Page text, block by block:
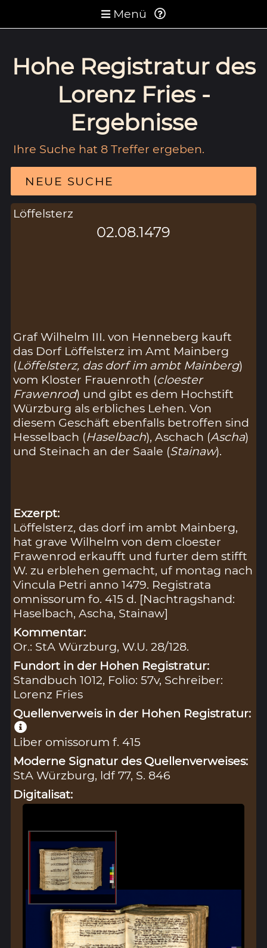
Menü
Hohe Registratur des
Lorenz Fries -
Ergebnisse
Ihre Suche hat 8 Treffer ergeben.
NEUE SUCHE
Löffelsterz
02.08.1479
Graf Wilhelm III. von Henneberg kauft
das Dorf Löffelsterz im Amt Mainberg
(Löffelsterz, das dorf im ambt Mainberg)
vom Kloster Frauenroth (cloester
Frawenrod) und gibt es dem Hochstift
Würzburg als erbliches Lehen. Von
diesem Geschäft ebenfalls betroffen sind
Hesselbach (Haselbach), Aschach (Ascha)
und Steinach an der Saale (Stainaw).
Exzerpt:
Löffelsterz, das dorf im ambt Mainberg,
hat grave Wilhelm von dem cloester
Frawenrod erkaufft und furter dem stifft
W. zu erblehen gemacht, uf montag nach
Vincula Petri anno 1479. Registrata
omnissorum fo. 415 d. [Nachtragshand:
Haselbach, Ascha, Stainaw]
Kommentar:
Or.: StA Würzburg, W.U. 28/128.
Fundort in der Hohen Registratur:
Standbuch 1012, Folio: 57v, Schreiber:
Lorenz Fries
Quellenverweis in der Hohen Registratur:
Liber omissorum f. 415
Moderne Signatur des Quellenverweises:
StA Würzburg, ldf 77, S. 846
Digitalisat: